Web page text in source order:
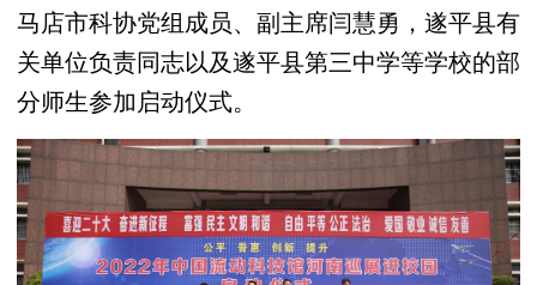
马店市科协党组成员、副主席闫慧勇，遂平县有
关单位负责同志以及遂平县第三中学等学校的部
分师生参加启动仪式。